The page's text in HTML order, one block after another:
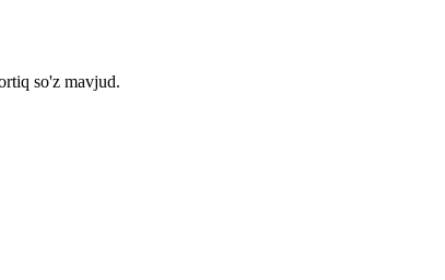
so'z mavjud.